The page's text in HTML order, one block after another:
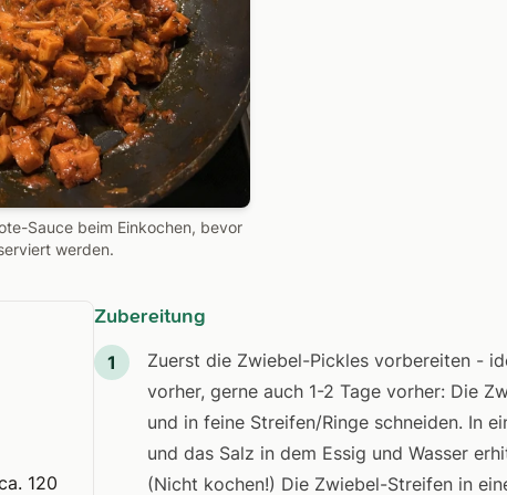
Sauce beim Einkochen, bevor
werden.
120
Zubereitung
1
Zuerst die Zwiebel-Pickles vorbereiten -
vorher, gerne auch 1-2 Tage vorher: Die
und in feine Streifen/Ringe schneiden. In
und das Salz in dem Essig und Wasser
(Nicht kochen!) Die Zwiebel-Streifen in